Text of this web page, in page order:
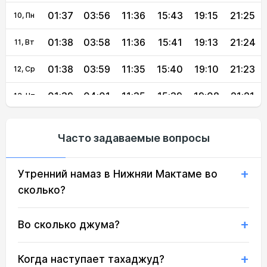
10, Пн 01:37 03:56 11:36 15:43 19:15 21:25
11, Вт 01:38 03:58 11:36 15:41 19:13 21:24
12, Ср 01:38 03:59 11:35 15:40 19:10 21:23
13, Чт 01:39 04:01 11:35 15:39 19:08 21:21
16, Вс 01:46 04:07 11:35 15:36 19:01 21:10
18, Вт 01:53 04:11 21:02
19, Ср 01:56 04:12 11:34 15:32 20:59
Часто задаваемые вопросы
Утренний намаз в Нижняи Мактаме во
сколько?
Во сколько джума?
Когда наступает тахаджуд?